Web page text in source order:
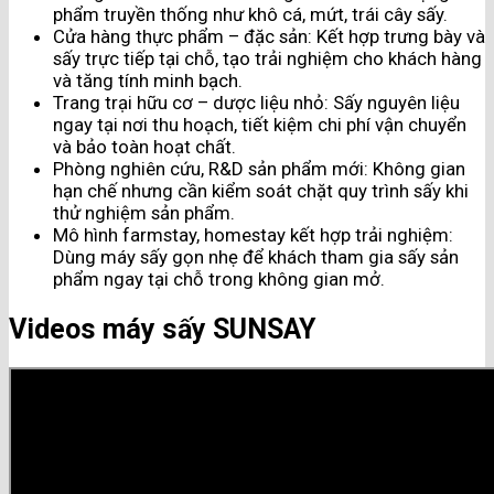
phẩm truyền thống như khô cá, mứt, trái cây sấy.
Cửa hàng thực phẩm – đặc sản: Kết hợp trưng bày và
sấy trực tiếp tại chỗ, tạo trải nghiệm cho khách hàng
và tăng tính minh bạch.
Trang trại hữu cơ – dược liệu nhỏ: Sấy nguyên liệu
ngay tại nơi thu hoạch, tiết kiệm chi phí vận chuyển
và bảo toàn hoạt chất.
Phòng nghiên cứu, R&D sản phẩm mới: Không gian
hạn chế nhưng cần kiểm soát chặt quy trình sấy khi
thử nghiệm sản phẩm.
Mô hình farmstay, homestay kết hợp trải nghiệm:
Dùng máy sấy gọn nhẹ để khách tham gia sấy sản
phẩm ngay tại chỗ trong không gian mở.
Videos máy sấy SUNSAY